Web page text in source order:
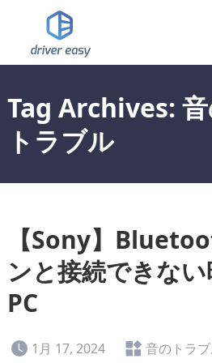
Tag Archives:
トラブル
【Sony】
ンと接続できない
PC
1月 17, 2024 音のトラ